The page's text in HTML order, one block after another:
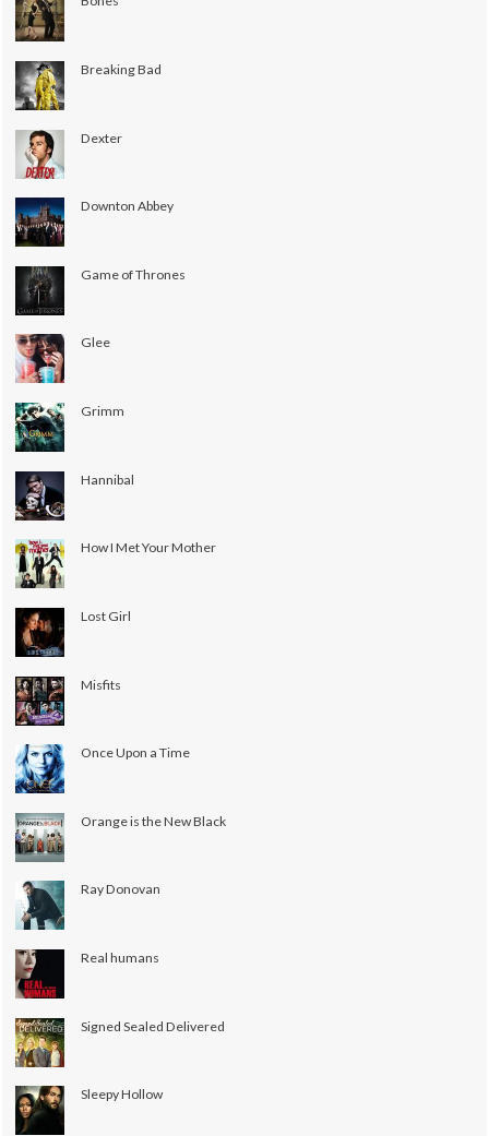
Breaking Bad
Dexter
Downton Abbey
Game of Thrones
Glee
Grimm
Hannibal
How I Met Your Mother
Lost Girl
Misfits
Once Upon a Time
Orange is the New Black
Ray Donovan
Real humans
Signed Sealed Delivered
Sleepy Hollow